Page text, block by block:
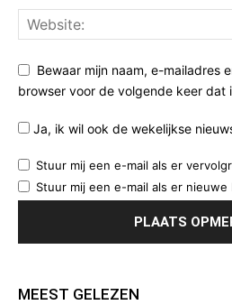
Bewaar mijn naam, e-mailadres
browser voor de volgende keer dat
Ja, ik wil ook de wekelijkse
Stuur mij een e-mail als er
Stuur mij een e-mail als er
MEEST GELEZEN